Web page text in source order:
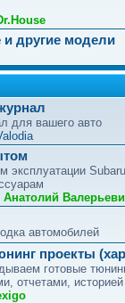
и другие модели
для вашего авто
эксплуатации
Анатолий
автомобилей
проекты
готовые
отчетами,